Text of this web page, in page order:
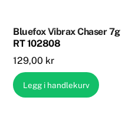
Bluefox Vibrax Chaser 7g
RT 102808
129,00 kr
Legg i handlekurv